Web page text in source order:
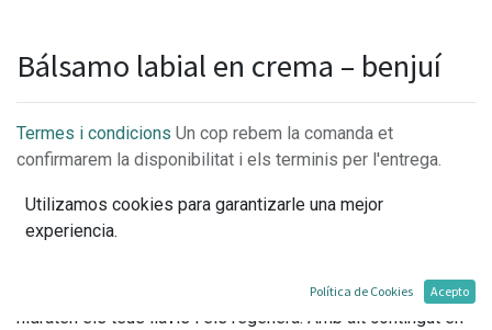
Bálsamo labial en crema – benjuí
Termes i condicions Un cop rebem la comanda et
confirmarem la disponibilitat i els terminis per l'entrega.
juntament amb la mantega de mango i l'oli de jojoba,
hidraten els teus llavis i els regenera. Amb alt contingut en
Utilizamos cookies para garantizarle una mejor
experiencia.
Política de Cookies Acepto